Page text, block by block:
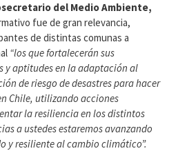
del Medio Ambiente,
fue de gran relevancia,
de distintas comunas a
“los que fortalecerán sus
y aptitudes en la adaptación al
de riesgo de desastres para hacer
Chile, utilizando acciones
la resiliencia en los distintos
a ustedes estaremos avanzando
y resiliente al cambio climático”.